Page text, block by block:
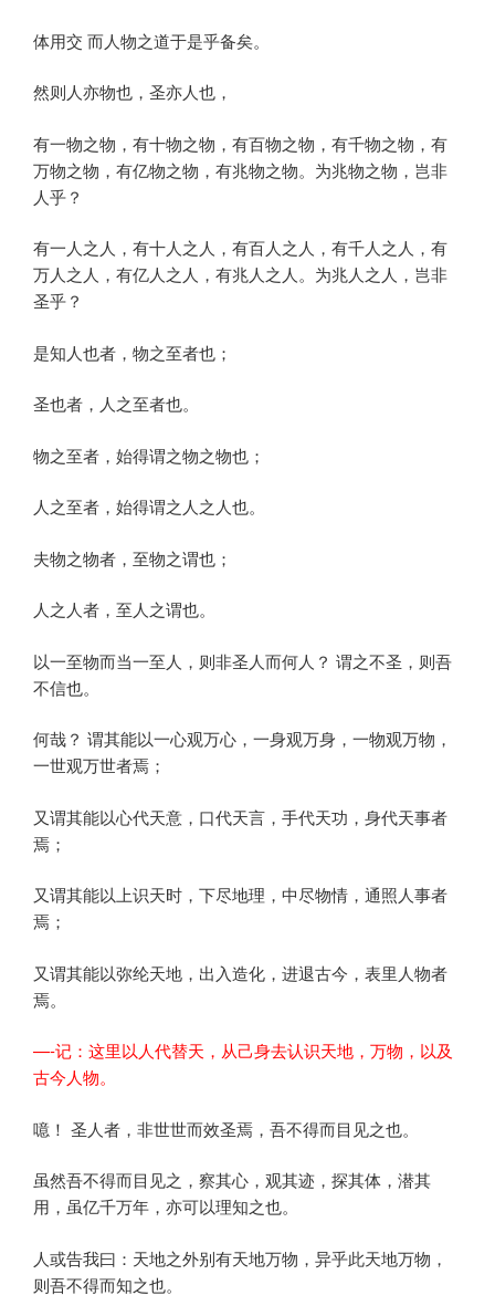
体用交 而人物之道于是乎备矣。
然则人亦物也，圣亦人也，
有一物之物，有十物之物，有百物之物，有千物之物，有
万物之物，有亿物之物，有兆物之物。为兆物之物，岂非
人乎？
有一人之人，有十人之人，有百人之人，有千人之人，有
万人之人，有亿人之人，有兆人之人。为兆人之人，岂非
圣乎？
是知人也者，物之至者也；
圣也者，人之至者也。
物之至者，始得谓之物之物也；
人之至者，始得谓之人之人也。
夫物之物者，至物之谓也；
人之人者，至人之谓也。
以一至物而当一至人，则非圣人而何人？ 谓之不圣，则吾
不信也。
何哉？ 谓其能以一心观万心，一身观万身，一物观万物，
一世观万世者焉；
又谓其能以心代天意，口代天言，手代天功，身代天事者
焉；
又谓其能以上识天时，下尽地理，中尽物情，通照人事者
焉；
又谓其能以弥纶天地，出入造化，进退古今，表里人物者
焉。
—-记：这里以人代替天，从己身去认识天地，万物，以及
古今人物。
噫！ 圣人者，非世世而效圣焉，吾不得而目见之也。
虽然吾不得而目见之，察其心，观其迹，探其体，潜其
用，虽亿千万年，亦可以理知之也。
人或告我曰：天地之外别有天地万物，异乎此天地万物，
则吾不得而知之也。